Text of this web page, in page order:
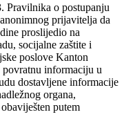
Pravilnika o postupanju
prijavitelja da
proslijedio na
socijalne zaštite i
poslove Kanton
povratnu informaciju u
dostavljene informacije
organa,
putem